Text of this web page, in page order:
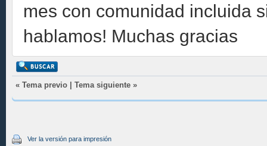
mes con comunidad incluida
hablamos! Muchas gracias
« Tema previo Tema siguiente »
Ver la versión para impresión